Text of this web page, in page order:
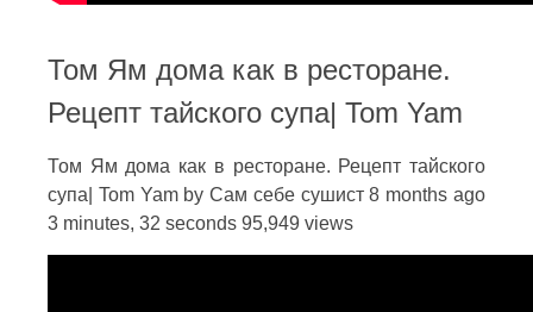
Том Ям дома как в ресторане.
Рецепт тайского супа| Tom Yam
Том Ям дома как в ресторане. Рецепт тайского
супа| Tom Yam by Сам себе сушист 8 months ago
3 minutes, 32 seconds 95,949 views